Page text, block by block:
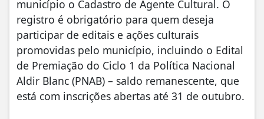
município o Cadastro de Agente Cultural. O
registro é obrigatório para quem deseja
participar de editais e ações culturais
promovidas pelo município, incluindo o Edital
de Premiação do Ciclo 1 da Política Nacional
Aldir Blanc (PNAB) – saldo remanescente, que
está com inscrições abertas até 31 de outubro.